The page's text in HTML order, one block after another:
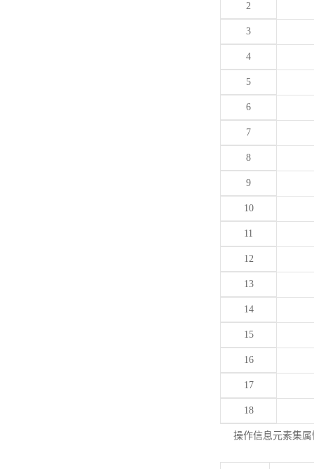
2
3
4
5
6
7
8
9
10
11
12
13
14
15
16
17
18
操作信息元素集